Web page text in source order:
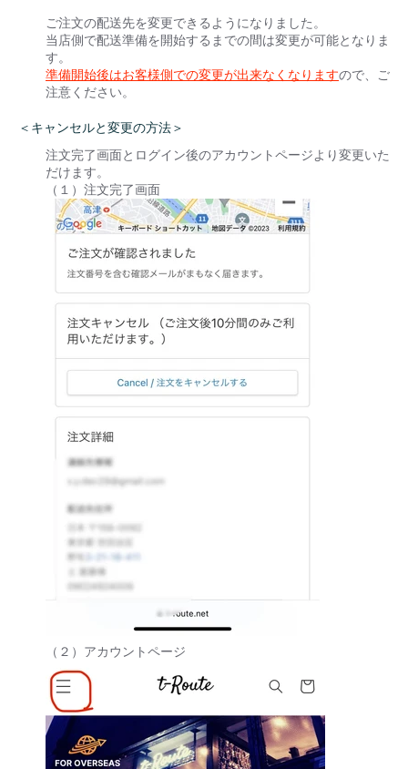
ご注文の配送先を変更できるようになりました。
当店側で配送準備を開始するまでの間は変更が可能となりま
す。
準備開始後はお客様側での変更が出来なくなりますので、ご
注意ください。
＜キャンセルと変更の方法＞
注文完了画面とログイン後のアカウントページより変更いた
だけます。
（１）注文完了画面
（２）アカウントページ